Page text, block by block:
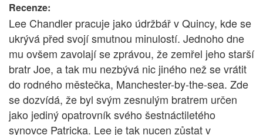
Recenze:
Lee Chandler pracuje jako údržbář v Quincy, kde se
ukrývá před svojí smutnou minulostí. Jednoho dne
mu ovšem zavolají se zprávou, že zemřel jeho starší
bratr Joe, a tak mu nezbývá nic jiného než se vrátit
do rodného městečka, Manchester-by-the-sea. Zde
se dozvídá, že byl svým zesnulým bratrem určen
jako jediný opatrovník svého šestnáctiletého
synovce Patricka. Lee je tak nucen zůstat v